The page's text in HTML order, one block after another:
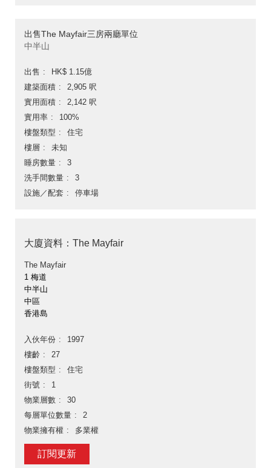
出售The Mayfair三房兩廳單位
中半山
出售
HK$ 1.15億
建築面積
2,905 呎
實用面積
2,142 呎
實用率
100%
樓盤類型
住宅
樓層
未知
睡房數量
3
洗手間數量
3
設施／配套
停車場
大廈資料：The Mayfair
The Mayfair
1 梅道
中半山
中區
香港島
入伙年份
1997
樓齡
27
樓盤類型
住宅
街號
1
物業層數
30
每層單位數量
2
物業擁有權
多業權
訂閱更新